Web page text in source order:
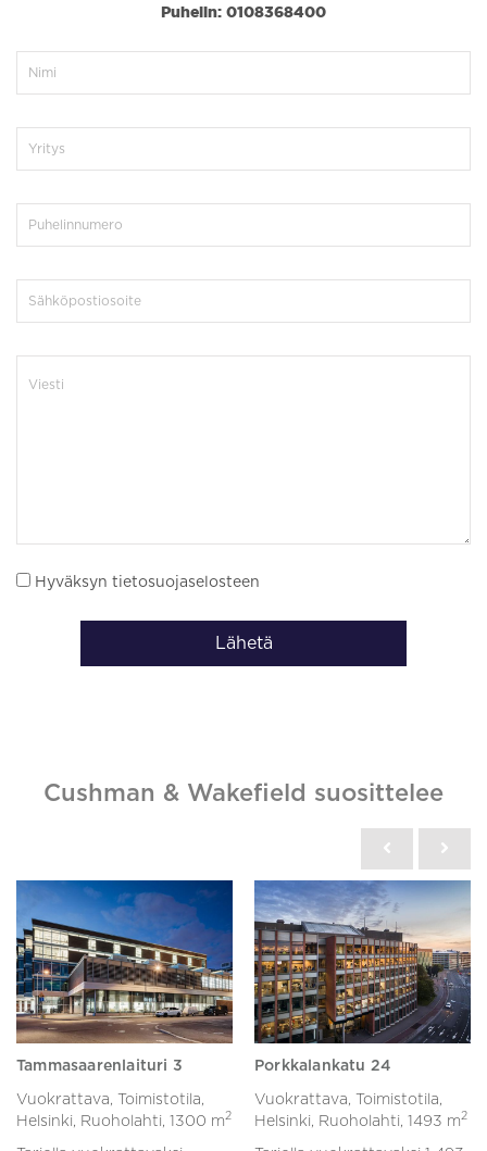
Puhelin: 0108368400
Hyväksyn tietosuojaselosteen
Lähetä
Cushman & Wakefield suosittelee
Tammasaarenlaituri 3
Vuokrattava, Toimistotila,
Helsinki, Ruoholahti, 1300 m2
Porkkalankatu 24
Vuokrattava, Toimistotila,
Helsinki, Ruoholahti, 1493 m2